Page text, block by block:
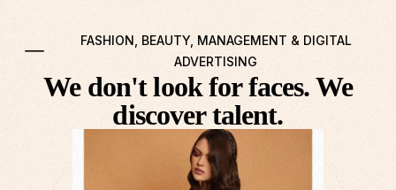
FASHION, BEAUTY, MANAGEMENT & DIGITAL
ADVERTISING
We don't look for faces. We
discover talent.